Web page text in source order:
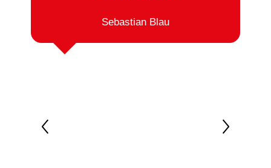
Sebastian Blau